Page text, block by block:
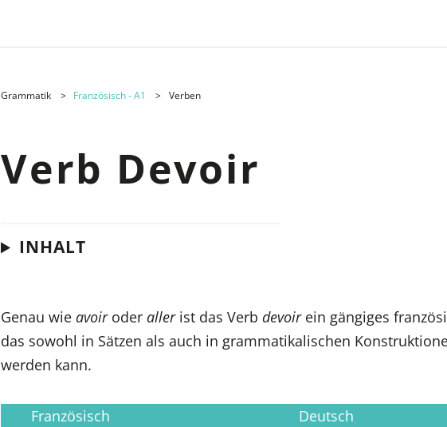
Grammatik Französisch - A1 Verben
Verb Devoir
INHALT
Genau wie avoiroder allerist das Verb devoirein gängiges
das sowohl in Sätzen als auch in grammatikalischen
werden kann.
Französisch Deutsch